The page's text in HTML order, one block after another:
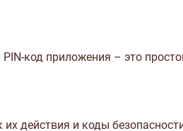
код приложения – это
действия и коды